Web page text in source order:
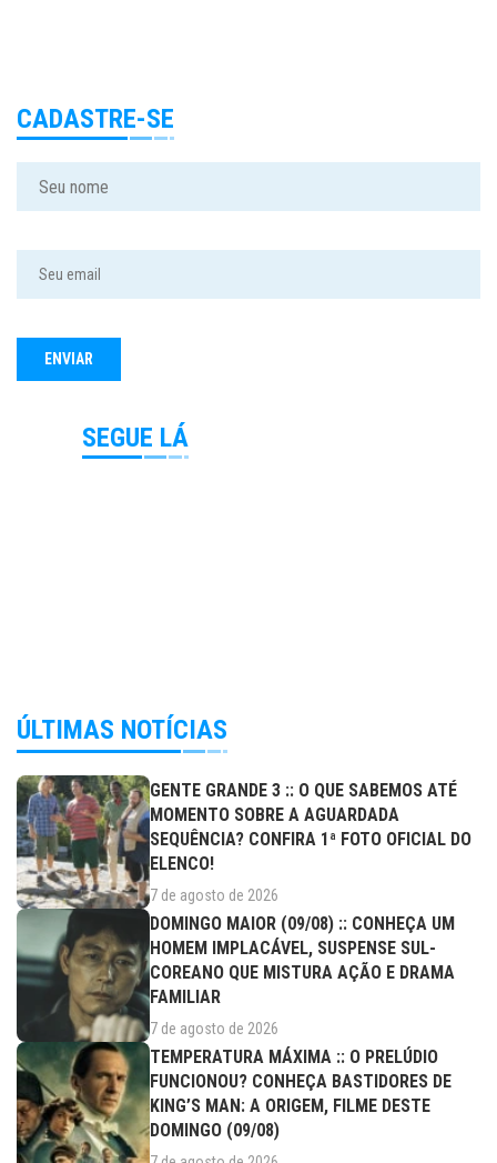
CADASTRE-SE
SEGUE LÁ
ÚLTIMAS NOTÍCIAS
GENTE GRANDE 3 :: O QUE SABEMOS ATÉ
MOMENTO SOBRE A AGUARDADA
SEQUÊNCIA? CONFIRA 1ª FOTO OFICIAL DO
ELENCO!
7 de agosto de 2026
DOMINGO MAIOR (09/08) :: CONHEÇA UM
HOMEM IMPLACÁVEL, SUSPENSE SUL-
COREANO QUE MISTURA AÇÃO E DRAMA
FAMILIAR
7 de agosto de 2026
TEMPERATURA MÁXIMA :: O PRELÚDIO
FUNCIONOU? CONHEÇA BASTIDORES DE
KING’S MAN: A ORIGEM, FILME DESTE
DOMINGO (09/08)